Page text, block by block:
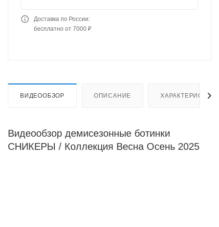
Доставка по России:
бесплатно от 7000 ₽
ВИДЕООБЗОР ОПИСАНИЕ
Видеообзор демисезонные ботинки
СНИКЕРЫ / Коллекция Весна Осень 2025